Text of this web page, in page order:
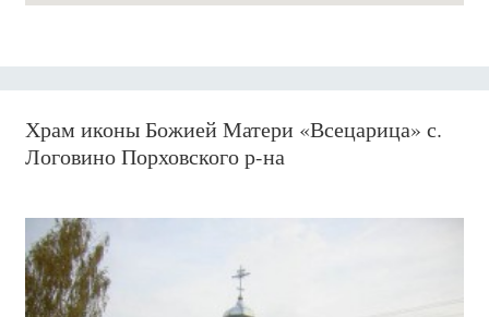
Храм иконы Божией Матери «Всецарица» с.
Логовино Порховского р-на